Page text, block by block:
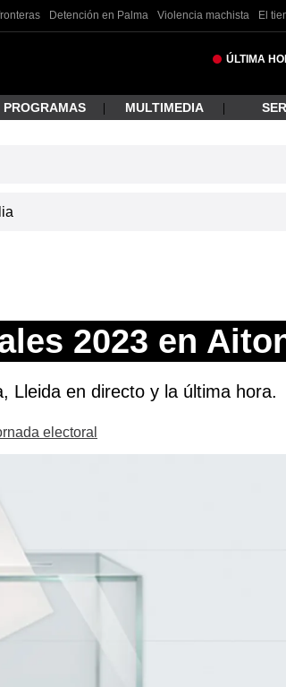
Detención en Palma Violencia machista El
ÚLTIMA
PROGRAMAS MULTIMEDIA
2023 en
Lleida en directo y la última hora.
electoral